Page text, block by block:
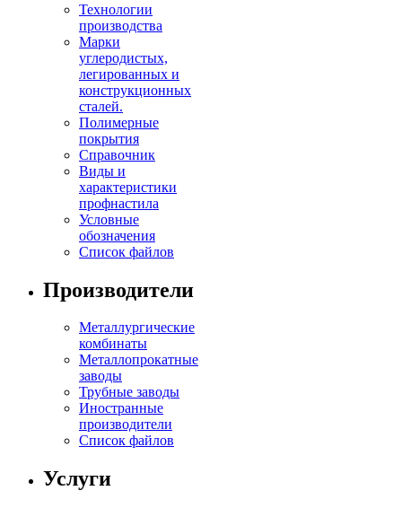
Технологии
производства
Марки
углеродистых,
легированных и
конструкционных
сталей.
Полимерные
покрытия
Справочник
Виды и
характеристики
профнастила
Условные
обозначения
Список файлов
Производители
Металлургические
комбинаты
Металлопрокатные
заводы
Трубные заводы
Иностранные
производители
Список файлов
Услуги